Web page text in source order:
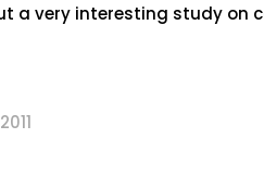
a very interesting study